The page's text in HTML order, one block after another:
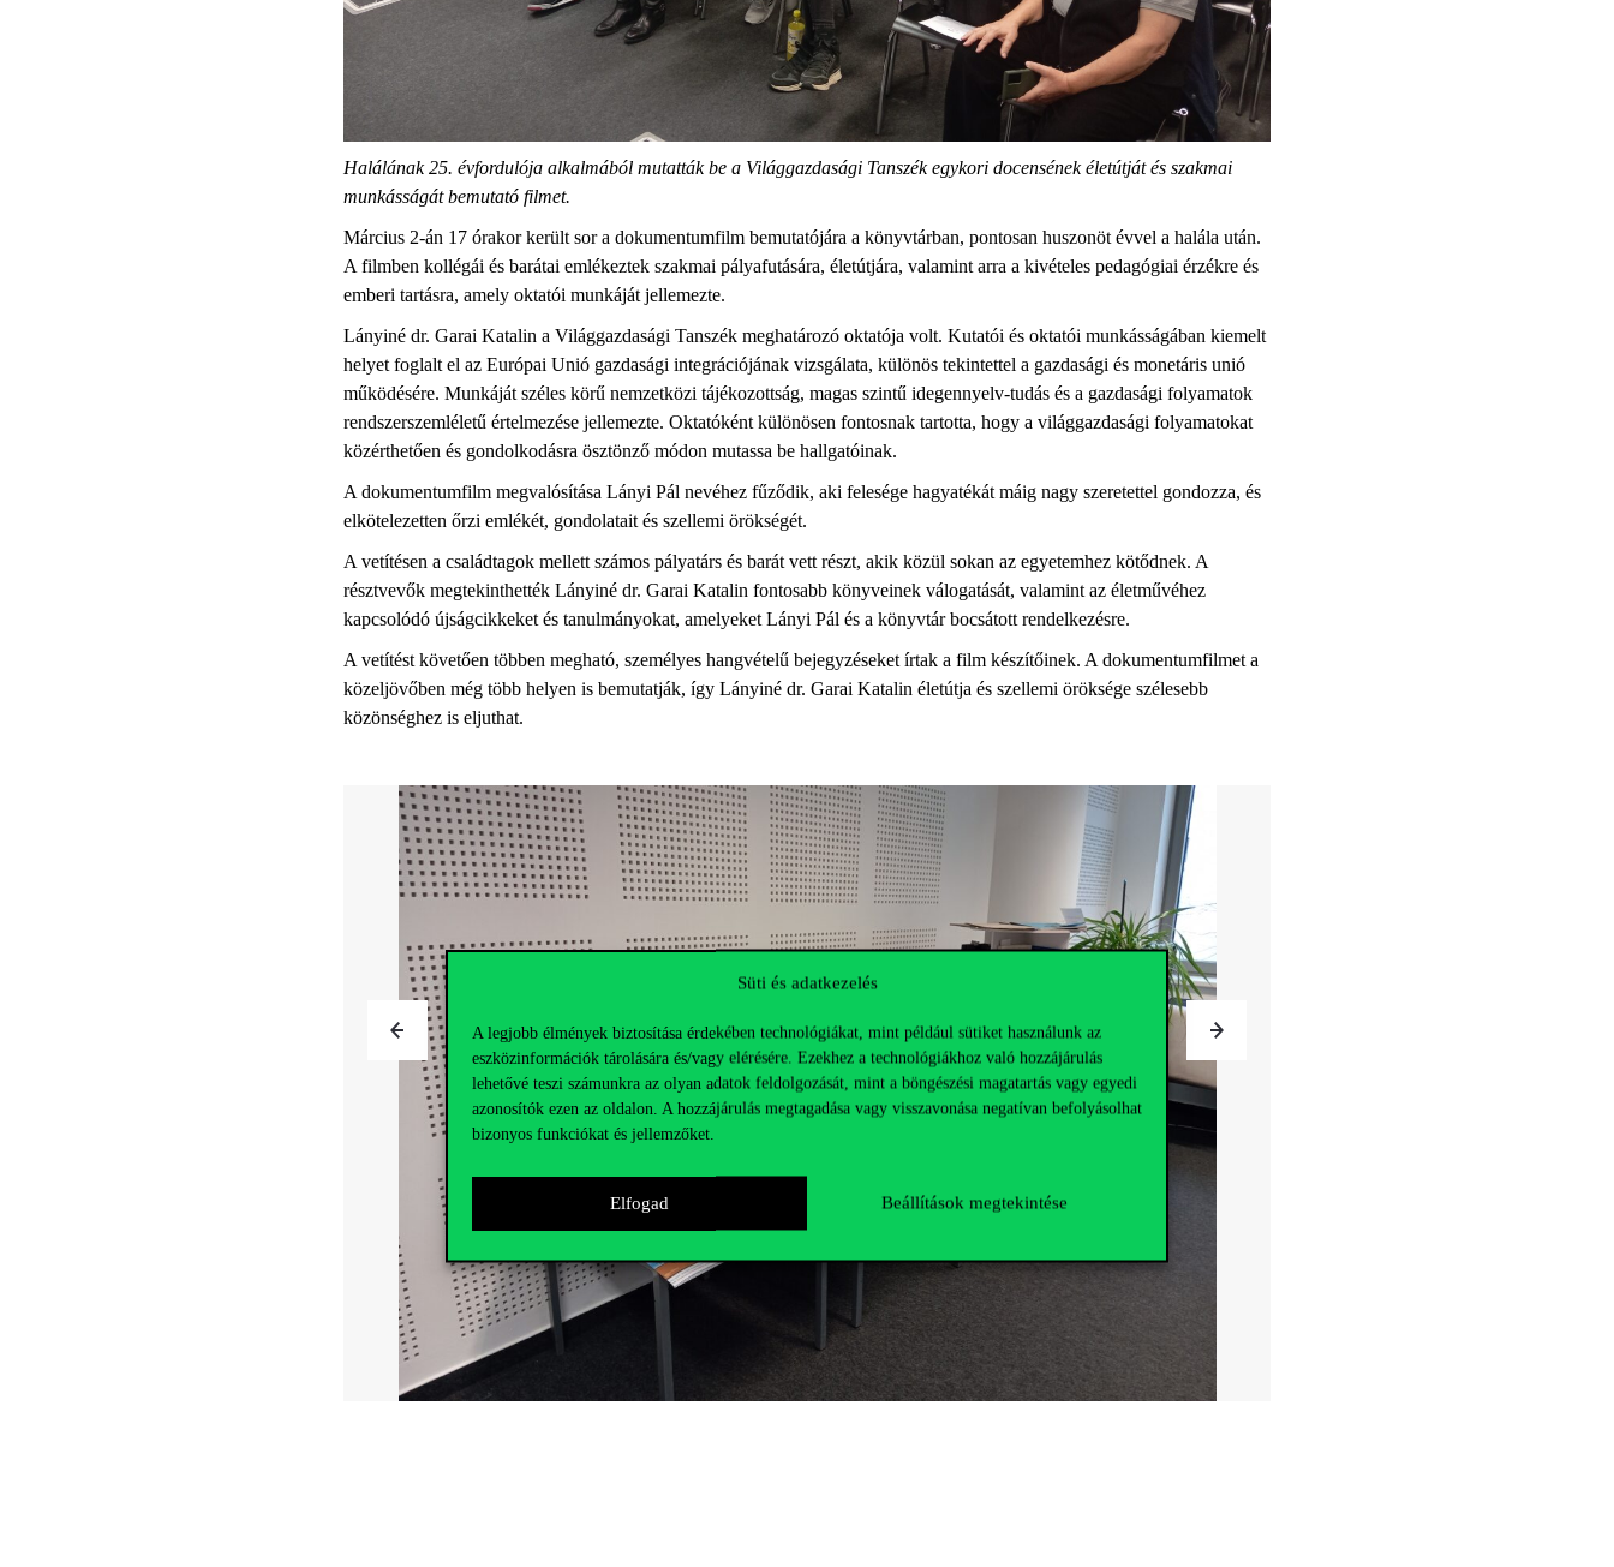
Süti és adatkezelés
A legjobb élmények biztosítása érdekében technológiákat, mint például sütiket használunk az
eszközinformációk tárolására és/vagy elérésére. Ezekhez a technológiákhoz való hozzájárulás
lehetővé teszi számunkra az olyan adatok feldolgozását, mint a böngészési magatartás vagy egyedi
azonosítók ezen az oldalon. A hozzájárulás megtagadása vagy visszavonása negatívan befolyásolhat
bizonyos funkciókat és jellemzőket.
Elfogad Beállítások megtekintése
Halálának 25. évfordulója alkalmából mutatták be a Világgazdasági Tanszék egykori docensének életútját és szakmai
munkásságát bemutató filmet.
Március 2-án 17 órakor került sor a dokumentumfilm bemutatójára a könyvtárban, pontosan huszonöt évvel a halála után.
A filmben kollégái és barátai emlékeztek szakmai pályafutására, életútjára, valamint arra a kivételes pedagógiai érzékre és
emberi tartásra, amely oktatói munkáját jellemezte.
Lányiné dr. Garai Katalin a Világgazdasági Tanszék meghatározó oktatója volt. Kutatói és oktatói munkásságában kiemelt
helyet foglalt el az Európai Unió gazdasági integrációjának vizsgálata, különös tekintettel a gazdasági és monetáris unió
működésére. Munkáját széles körű nemzetközi tájékozottság, magas szintű idegennyelv-tudás és a gazdasági folyamatok
rendszerszemléletű értelmezése jellemezte. Oktatóként különösen fontosnak tartotta, hogy a világgazdasági folyamatokat
közérthetően és gondolkodásra ösztönző módon mutassa be hallgatóinak.
A dokumentumfilm megvalósítása Lányi Pál nevéhez fűződik, aki felesége hagyatékát máig nagy szeretettel gondozza, és
elkötelezetten őrzi emlékét, gondolatait és szellemi örökségét.
A vetítésen a családtagok mellett számos pályatárs és barát vett részt, akik közül sokan az egyetemhez kötődnek. A
résztvevők megtekinthették Lányiné dr. Garai Katalin fontosabb könyveinek válogatását, valamint az életművéhez
kapcsolódó újságcikkeket és tanulmányokat, amelyeket Lányi Pál és a könyvtár bocsátott rendelkezésre.
A vetítést követően többen megható, személyes hangvételű bejegyzéseket írtak a film készítőinek. A dokumentumfilmet a
közeljövőben még több helyen is bemutatják, így Lányiné dr. Garai Katalin életútja és szellemi öröksége szélesebb
közönséghez is eljuthat.